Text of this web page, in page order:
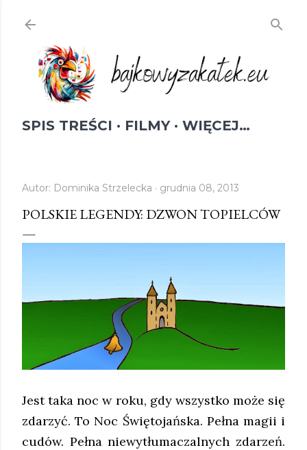
SPIS TREŚCI FILMY WIĘCEJ…
Autor: Dominika Strzelecka grudnia 08, 2013
POLSKIE LEGENDY: DZWON TOPIELCÓW
Jest taka noc w roku, gdy wszystko może się
zdarzyć. To Noc Świętojańska. Pełna magii i
cudów. Pełna niewytłumaczalnych zdarzeń.